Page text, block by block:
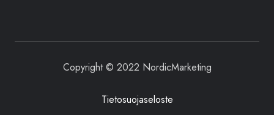
Copyright © 2022 NordicMarketing
Tietosuojaseloste